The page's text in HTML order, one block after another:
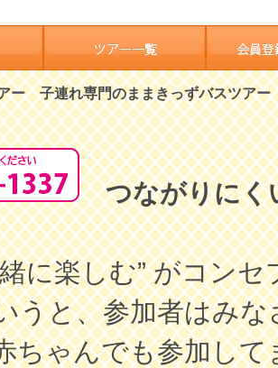
ー 子連れ専門のままきっずバスツアー
つながりにく
に楽しむ” がコン
うと、参加者はみ
ちゃんでも参加し